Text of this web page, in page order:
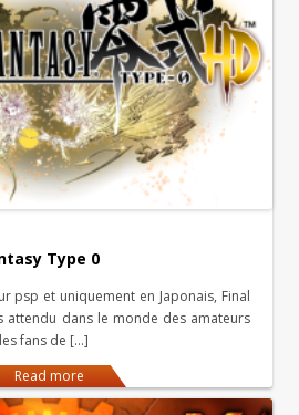
Type 0
psp et uniquement en Japonais, Final
attendu dans le monde des amateurs
fans de […]
Read more